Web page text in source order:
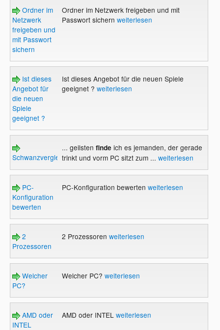
Ordner im
Netzwerk
freigeben und
mit Passwort
sichern
Ordner im Netzwerk freigeben und mit
Passwort sichern weiterlesen
Ist dieses
Angebot für
die neuen
Spiele
geeignet ?
Ist dieses Angebot für die neuen Spiele
geeignet ? weiterlesen
Schwanzvergleich
... geilsten finde ich es jemanden, der gerade
trinkt und vorm PC sitzt zum ... weiterlesen
PC-
Konfiguration
bewerten
PC-Konfiguration bewerten weiterlesen
2
Prozessoren
2 Prozessoren weiterlesen
Welcher
PC?
Welcher PC? weiterlesen
AMD oder
INTEL
AMD oder INTEL weiterlesen